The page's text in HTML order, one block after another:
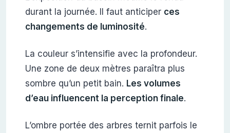
durant la journée. Il faut anticiper ces
changements de luminosité.
La couleur s’intensifie avec la profondeur.
Une zone de deux mètres paraîtra plus
sombre qu’un petit bain. Les volumes
d’eau influencent la perception finale.
L’ombre portée des arbres ternit parfois le